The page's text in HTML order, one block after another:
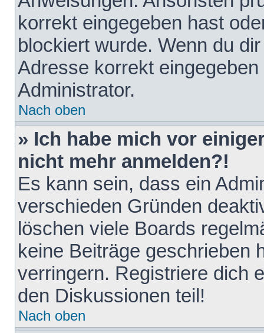
korrekt eingegeben hast
blockiert wurde. Wenn du
Adresse korrekt
Administrator.
Nach oben
» Ich habe mich vor
nicht mehr anmelden?!
Es kann sein, dass ein
verschieden Gründen
löschen viele Boards
keine Beiträge geschrieben
verringern. Registriere dich
den Diskussionen teil!
Nach oben